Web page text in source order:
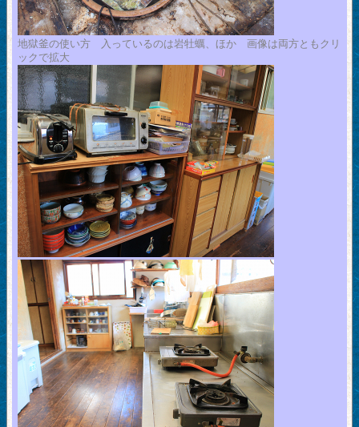
地獄釜の使い方 入っているのは岩牡蠣、ほか 画像は両方ともクリ
ックで拡大